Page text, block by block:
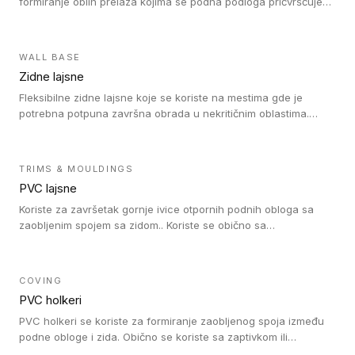
WALL BASE
Zidne lajsne
Fleksibilne zidne lajsne koje se koriste na mestima gde je
potrebna potpuna završna obrada u nekritičnim oblastima.
TRIMS & MOULDINGS
PVC lajsne
Koriste za završetak gornje ivice otpornih podnih obloga sa
zaobljenim spojem sa zidom.. Koriste se obično sa
rešenje).
COVING
PVC holkeri
PVC holkeri se koriste za formiranje zaobljenog spoja između
podne obloge i zida. Obično se koriste sa zaptivkom ili